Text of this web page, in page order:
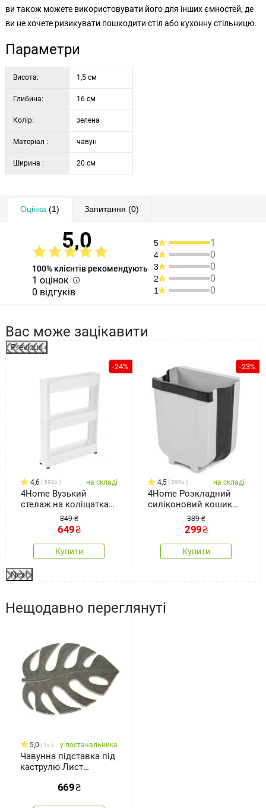
ви також можете використовувати його для інших ємностей, де
ви не хочете ризикувати пошкодити стіл або кухонну стільницю.
Параметри
Висота: 1,5 см
Глибина: 16 см
Колір: зелена
Матеріал : чавун
Ширина : 20 см
Оцінка (1) Запитання (0)
5,0
100% клієнтів рекомендують
1 оцінок
0 відгуків
5 1
4 0
3 0
2 0
1 0
Вас може зацікавити
Previous
-24%
4,6 592x на складі
4Home Вузький
стелаж на коліщатках
849 ₴
649₴
Купити
-23%
4,5 290x на складі
4Home Розкладний
силіконовий кошик
для сміття Clean
389 ₴
299₴
Купити
Next
Нещодавно переглянуті
5,0 1x у постачальника
Чавунна підставка під
каструлю Лист
669₴